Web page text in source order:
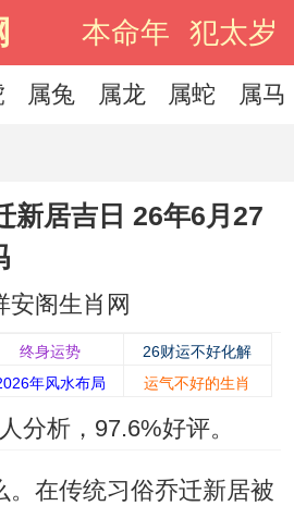
本命年 犯太岁
属兔 属龙 属蛇 属马
新居吉日 26年6月27
安阁生肖网
终身运势
26财运不好化解
年风水布局 运气不好的生肖
人分析， 97.6%好评。
。在传统习俗乔迁新居被